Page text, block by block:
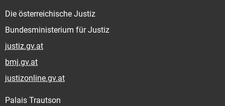
Die österreichische Justiz
Bundesministerium für Justiz
justiz.gv.at
bmj.gv.at
justizonline.gv.at
Palais Trautson